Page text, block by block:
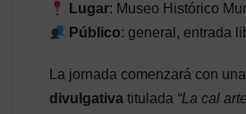
Lugar: Museo Histórico
Público: general, entrada
La jornada comenzará con una
divulgativa titulada “La cal